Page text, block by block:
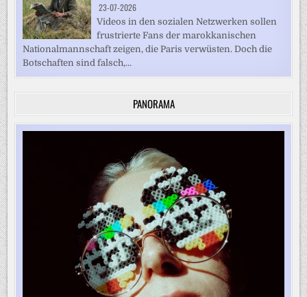
23-07-2026
Videos in den sozialen Netzwerken sollen
frustrierte Fans der marokkanischen
Nationalmannschaft zeigen, die Paris verwüsten. Doch die
Botschaften sind falsch,...
PANORAMA